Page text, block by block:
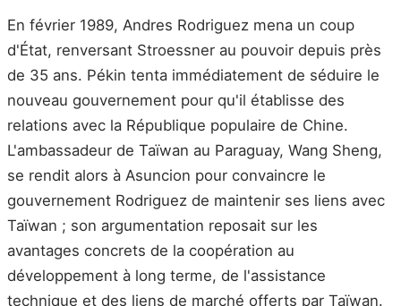
En février 1989, Andres Rodriguez mena un coup
d'État, renversant Stroessner au pouvoir depuis près
de 35 ans. Pékin tenta immédiatement de séduire le
nouveau gouvernement pour qu'il établisse des
relations avec la République populaire de Chine.
L'ambassadeur de Taïwan au Paraguay, Wang Sheng,
se rendit alors à Asuncion pour convaincre le
gouvernement Rodriguez de maintenir ses liens avec
Taïwan ; son argumentation reposait sur les
avantages concrets de la coopération au
développement à long terme, de l'assistance
technique et des liens de marché offerts par Taïwan.